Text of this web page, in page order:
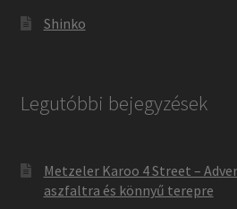
Shinko
Legutóbbi bejegyzések
Metzeler Karoo 4 Street –
aszfaltra és könnyű terepre